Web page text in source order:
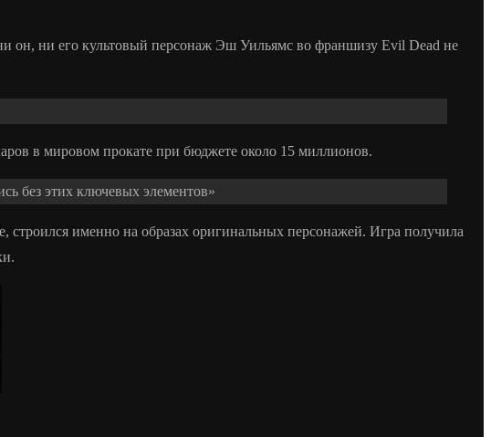
он, ни его культовый персонаж Эш Уильямс во франшизу Evil Dead не
в мировом прокате при бюджете около 15 миллионов.
без этих ключевых элементов»
строился именно на образах оригинальных персонажей. Игра получила